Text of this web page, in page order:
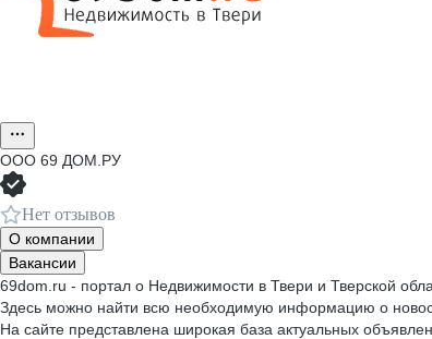
ООО 69 ДОМ.РУ
Нет отзывов
О компании
Вакансии
69dom.ru - портал о Недвижимости в Твери и Тверской
Здесь можно найти всю необходимую информацию о
На сайте представлена широкая база актуальных